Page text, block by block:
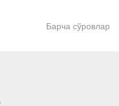
Барча сўровлар